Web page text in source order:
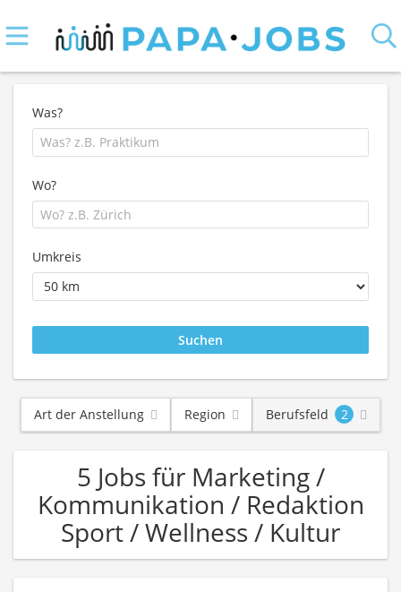
Was?
Wo?
Umkreis
Art der Anstellung Region Berufsfeld 2
5 Jobs für Marketing /
Kommunikation / Redaktion
Sport / Wellness / Kultur